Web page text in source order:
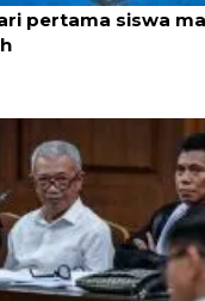
pertama siswa